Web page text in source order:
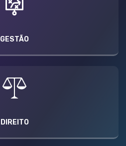
GESTÃO
DIREITO